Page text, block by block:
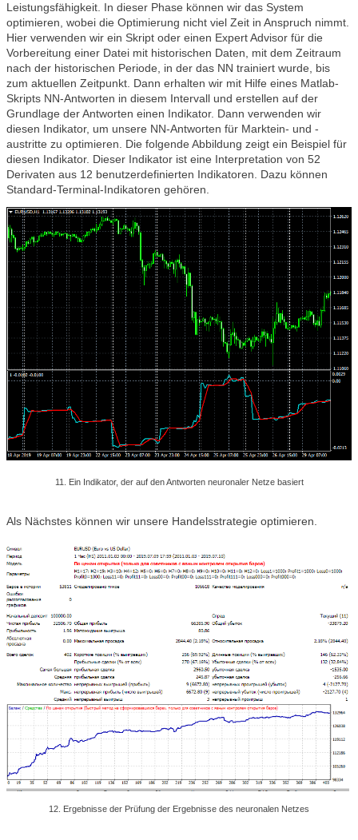
Leistungsfähigkeit. In dieser Phase können wir das System
optimieren, wobei die Optimierung nicht viel Zeit in Anspruch nimmt.
Hier verwenden wir ein Skript oder einen Expert Advisor für die
Vorbereitung einer Datei mit historischen Daten, mit dem Zeitraum
nach der historischen Periode, in der das NN trainiert wurde, bis
zum aktuellen Zeitpunkt. Dann erhalten wir mit Hilfe eines Matlab-
Skripts NN-Antworten in diesem Intervall und erstellen auf der
Grundlage der Antworten einen Indikator. Dann verwenden wir
diesen Indikator, um unsere NN-Antworten für Marktein- und -
austritte zu optimieren. Die folgende Abbildung zeigt ein Beispiel für
diesen Indikator. Dieser Indikator ist eine Interpretation von 52
Derivaten aus 12 benutzerdefinierten Indikatoren. Dazu können
Standard-Terminal-Indikatoren gehören.
11. Ein Indikator, der auf den Antworten neuronaler Netze basiert
Als Nächstes können wir unsere Handelsstrategie optimieren.
12. Ergebnisse der Prüfung der Ergebnisse des neuronalen Netzes